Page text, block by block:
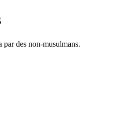
des non-musulmans.